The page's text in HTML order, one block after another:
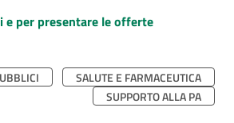
e per presentare le offerte
SALUTE E FARMACEUTICA
SUPPORTO ALLA PA